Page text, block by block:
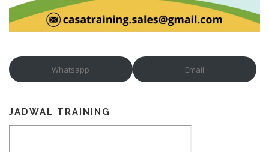
Whatsapp Email
JADWAL TRAINING